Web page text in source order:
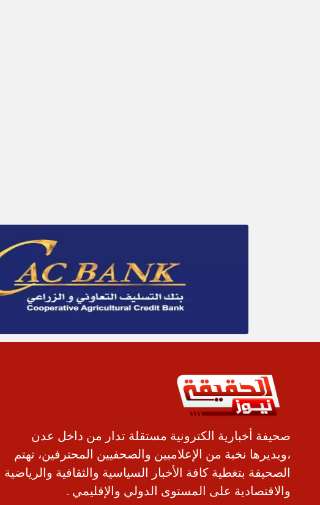
صحيفة أخبارية الكترونية مستقلة تدار من داخل عدن
،ويديرها نخبة من الإعلاميين والصحفيين المحترفين، تهتم
الصحيفة بتغطية كافة الأخبار السياسية والثقافية والرياضية
والاقتصادية على المستوى الدولي والإقليمي .